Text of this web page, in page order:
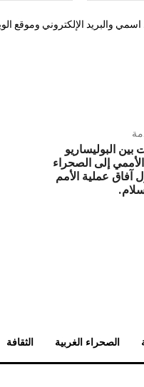
والبريد الإلكتروني وموقع
بين البوليساريو
إلى الصحراء
آفاق عملية الأمم
الصحراء الغربية الثقافة